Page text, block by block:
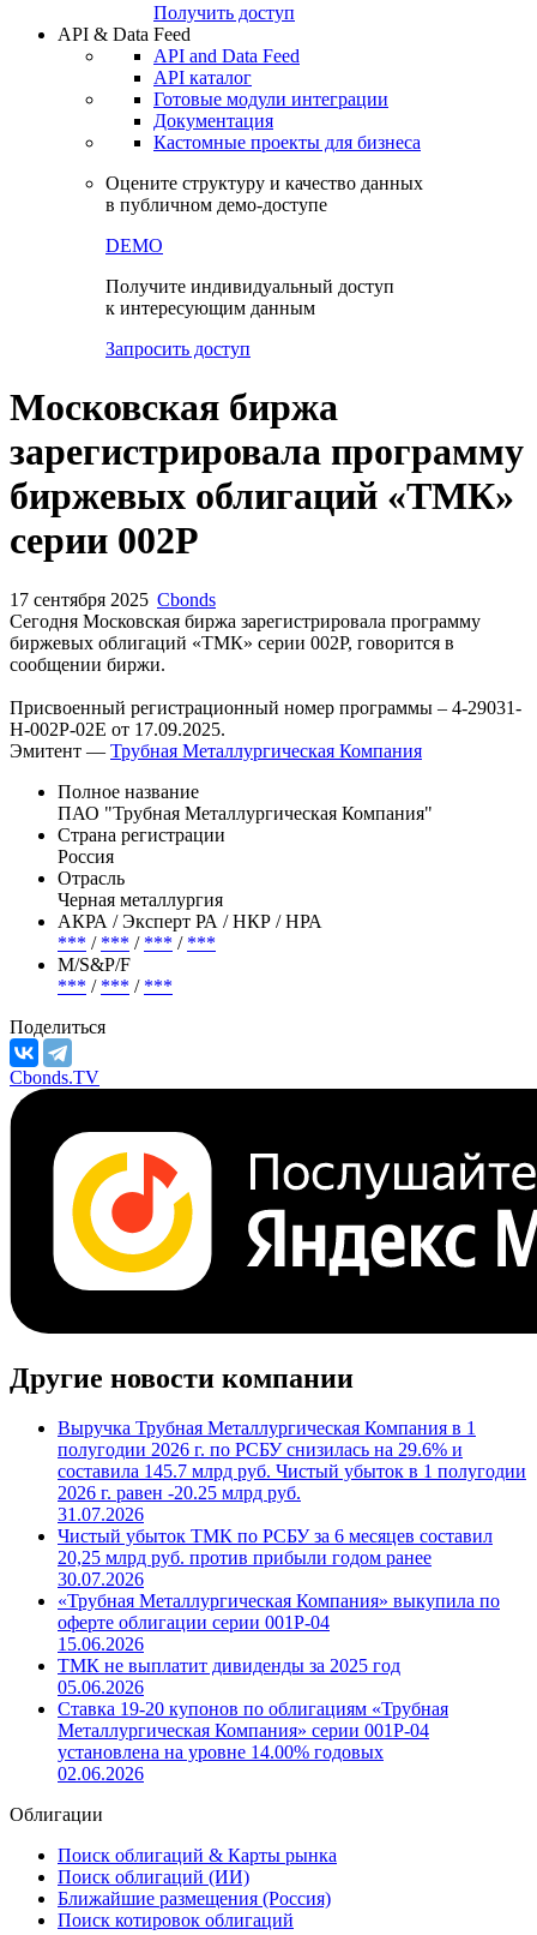
Получить доступ
API & Data Feed
API and Data Feed
API каталог
Готовые модули интеграции
Документация
Кастомные проекты для бизнеса
Оцените структуру и качество данных
в публичном демо-доступе
DEMO
Получите индивидуальный доступ
к интересующим данным
Запросить доступ
Московская биржа
зарегистрировала программу
биржевых облигаций «ТМК»
серии 002P
17 сентября 2025 Cbonds
Сегодня Московская биржа зарегистрировала программу
биржевых облигаций «ТМК» серии 002P, говорится в
сообщении биржи.
Присвоенный регистрационный номер программы – 4-29031-
H-002P-02E от 17.09.2025.
Эмитент — Трубная Металлургическая Компания
Полное название
ПАО "Трубная Металлургическая Компания"
Страна регистрации
Россия
Отрасль
Черная металлургия
АКРА / Эксперт РА / НКР / НРА
*** / *** / *** / ***
М/S&P/F
*** / *** / ***
Поделиться
Cbonds.TV
Другие новости компании
Выручка Трубная Металлургическая Компания в 1
полугодии 2026 г. по РСБУ снизилась на 29.6% и
составила 145.7 млрд руб. Чистый убыток в 1 полугодии
2026 г. равен -20.25 млрд руб.
31.07.2026
Чистый убыток ТМК по РСБУ за 6 месяцев составил
20,25 млрд руб. против прибыли годом ранее
30.07.2026
«Трубная Металлургическая Компания» выкупила по
оферте облигации серии 001P-04
15.06.2026
ТМК не выплатит дивиденды за 2025 год
05.06.2026
Ставка 19-20 купонов по облигациям «Трубная
Металлургическая Компания» серии 001P-04
установлена на уровне 14.00% годовых
02.06.2026
Облигации
Поиск облигаций & Карты рынка
Поиск облигаций (ИИ)
Ближайшие размещения (Россия)
Поиск котировок облигаций